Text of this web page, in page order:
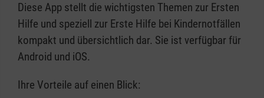
Diese App stellt die wichtigsten Themen zur Ersten
Hilfe und speziell zur Erste Hilfe bei Kindernotfällen
kompakt und übersichtlich dar. Sie ist verfügbar für
Android und iOS.
Ihre Vorteile auf einen Blick: